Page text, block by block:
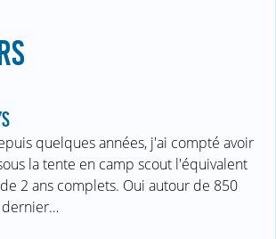
quelques années, j'ai compté avoir
la tente en camp scout l'équivalent
2 ans complets. Oui autour de 850
dernier…